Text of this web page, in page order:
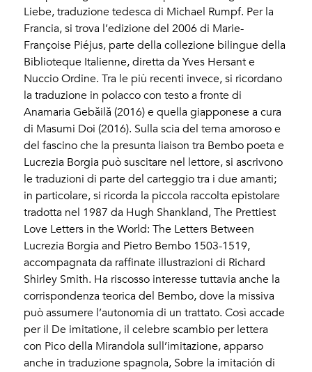
Liebe, traduzione tedesca di Michael Rumpf. Per la
Francia, si trova l’edizione del 2006 di Marie-
Françoise Piéjus, parte della collezione bilingue della
Biblioteque Italienne, diretta da Yves Hersant e
Nuccio Ordine. Tra le più recenti invece, si ricordano
la traduzione in polacco con testo a fronte di
Anamaria Gebăilă (2016) e quella giapponese a cura
di Masumi Doi (2016). Sulla scia del tema amoroso e
del fascino che la presunta liaison tra Bembo poeta e
Lucrezia Borgia può suscitare nel lettore, si ascrivono
le traduzioni di parte del carteggio tra i due amanti;
in particolare, si ricorda la piccola raccolta epistolare
tradotta nel 1987 da Hugh Shankland, The Prettiest
Love Letters in the World: The Letters Between
Lucrezia Borgia and Pietro Bembo 1503-1519,
accompagnata da raffinate illustrazioni di Richard
Shirley Smith. Ha riscosso interesse tuttavia anche la
corrispondenza teorica del Bembo, dove la missiva
può assumere l’autonomia di un trattato. Così accade
per il De imitatione, il celebre scambio per lettera
con Pico della Mirandola sull’imitazione, apparso
anche in traduzione spagnola, Sobre la imitación di